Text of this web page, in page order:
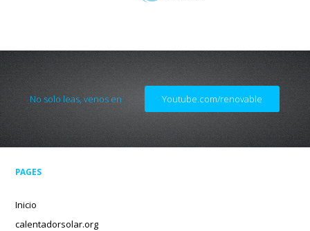
No solo leas, venos en Youtube.com/renovable
PAGES
Inicio
calentadorsolar.org